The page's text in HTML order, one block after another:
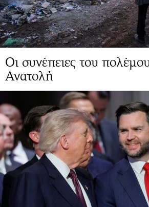
Οι συνέπειες του
Ανατολή